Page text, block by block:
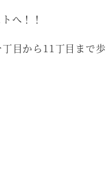
へ！！
目から11丁目まで歩